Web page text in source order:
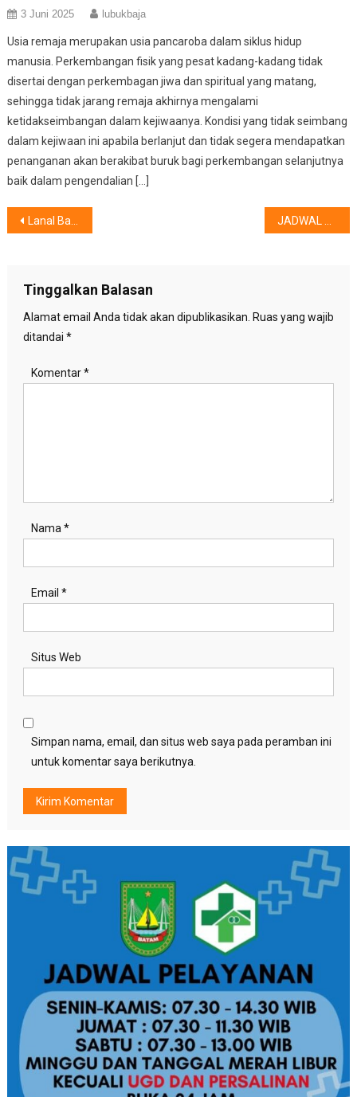
3 Juni 2025 lubukbaja
Usia remaja merupakan usia pancaroba dalam siklus hidup
manusia. Perkembangan fisik yang pesat kadang-kadang tidak
disertai dengan perkembagan jiwa dan spiritual yang matang,
sehingga tidak jarang remaja akhirnya mengalami
ketidakseimbangan dalam kejiwaanya. Kondisi yang tidak seimbang
dalam kejiwaan ini apabila berlanjut dan tidak segera mendapatkan
penanganan akan berakibat buruk bagi perkembangan selanjutnya
baik dalam pengendalian […]
Navigasi
Lanal Batam dan Puskesmas Lubuk Baja Batam Adakan Vaksin Pelajar dan Masyarakat di SMP Al Azhar 1 Batam
Tinggalkan Balasan
Alamat email Anda tidak akan dipublikasikan. Ruas yang wajib
ditandai *
Komentar*
Nama *
Email *
Situs Web
Simpan nama, email, dan situs web saya pada peramban ini
untuk komentar saya berikutnya.